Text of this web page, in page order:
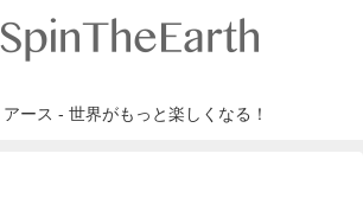
ース - 世界がもっと楽しくなる！